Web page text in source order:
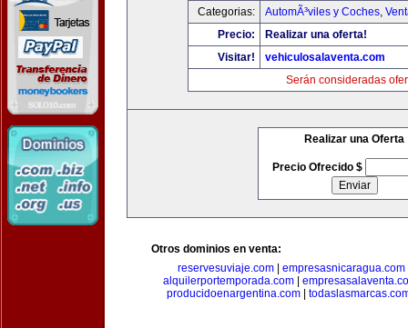
Categorias:
AutomÃ³viles y Coches,
Precio:
Realizar una oferta!
Visitar!
vehiculosalaventa.com
Serán consideradas
Realizar una Oferta
Precio Ofrecido $
Otros dominios en venta:
reservesuviaje.com| empresasnicaragua.com
alquilerportemporada.com
producidoenargentina.com|